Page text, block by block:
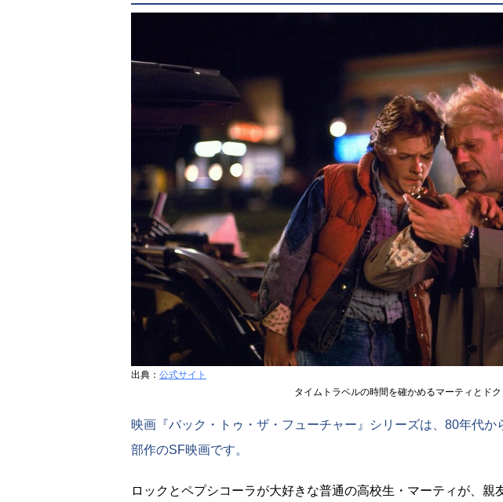
出典： 公式サイト
タイムトラベルの時間を確かめるマーティとドク
映画『バック・トゥ・ザ・フューチャー』シリーズは、80年代か
部作のSF映画です。
ロックとペプシコーラが大好きな普通の高校生・マーティが、親